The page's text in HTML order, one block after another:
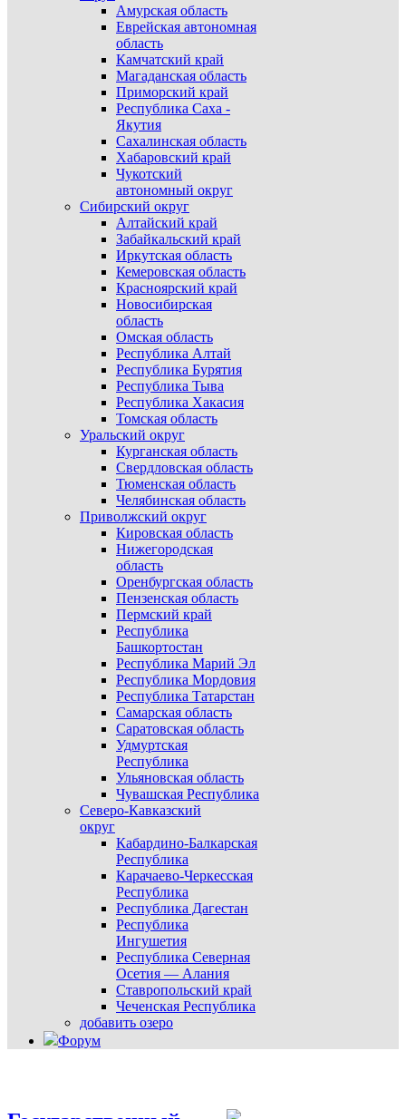
Амурская область
Еврейская автономная
область
Камчатский край
Магаданская область
Приморский край
Республика Саха -
Якутия
Сахалинская область
Хабаровский край
Чукотский
автономный округ
Сибирский округ
Алтайский край
Забайкальский край
Иркутская область
Кемеровская область
Красноярский край
Новосибирская
область
Омская область
Республика Алтай
Республика Бурятия
Республика Тыва
Республика Хакасия
Томская область
Уральский округ
Курганская область
Свердловская область
Тюменская область
Челябинская область
Приволжский округ
Кировская область
Нижегородская
область
Оренбургская область
Пензенская область
Пермский край
Республика
Башкортостан
Республика Марий Эл
Республика Мордовия
Республика Татарстан
Самарская область
Саратовская область
Удмуртская
Республика
Ульяновская область
Чувашская Республика
Северо-Кавказский
округ
Кабардино-Балкарская
Республика
Карачаево-Черкесская
Республика
Республика Дагестан
Республика
Ингушетия
Республика Северная
Осетия — Алания
Ставропольский край
Чеченская Республика
добавить озеро
Форум